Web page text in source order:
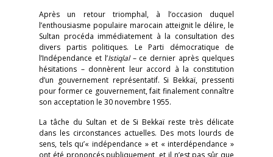
Après un retour triomphal, à l’occasion duquel
l’enthousiasme populaire marocain atteignit le délire, le
Sultan procéda immédiatement à la consultation des
divers partis politiques. Le Parti démocratique de
l’Indépendance et l’Istiqlal– ce dernier après quelques
hésitations – donnèrent leur accord à la constitution
d’un gouvernement représentatif. Si Bekkaï, pressenti
pour former ce gouvernement, fait finalement connaître
son acceptation le 30 novembre 1955.
La tâche du Sultan et de Si Bekkaï reste très délicate
dans les circonstances actuelles. Des mots lourds de
sens, tels qu’« indépendance » et « interdépendance »
ont été prononcés publiquement, et il n’est pas sûr que